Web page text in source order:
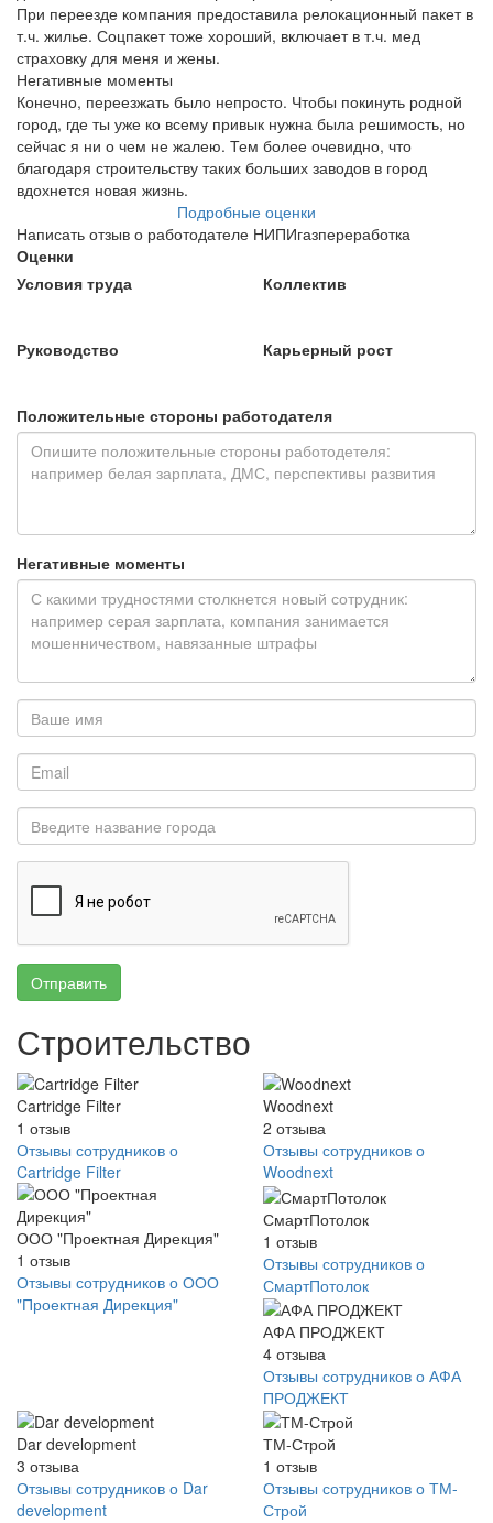
При переезде компания предоставила релокационный пакет в
т.ч. жилье. Соцпакет тоже хороший, включает в т.ч. мед
страховку для меня и жены.
Негативные моменты
Конечно, переезжать было непросто. Чтобы покинуть родной
город, где ты уже ко всему привык нужна была решимость, но
сейчас я ни о чем не жалею. Тем более очевидно, что
благодаря строительству таких больших заводов в город
вдохнется новая жизнь.
Подробные оценки
Написать отзыв о работодателе НИПИгазпереработка
Оценки
Условия труда
Коллектив
Руководство Карьерный рост
Положительные стороны работодателя
Негативные моменты
Отправить
Строительство
Cartridge Filter
1 отзыв
Отзывы сотрудников о
Cartridge Filter
Woodnext
2 отзыва
Отзывы сотрудников о
Woodnext
ООО "Проектная Дирекция"
1 отзыв
Отзывы сотрудников о ООО
"Проектная Дирекция"
СмартПотолок
1 отзыв
Отзывы сотрудников о
СмартПотолок
АФА ПРОДЖЕКТ
4 отзыва
Отзывы сотрудников о АФА
ПРОДЖЕКТ
Dar development
3 отзыва
Отзывы сотрудников о Dar
development
ТМ-Строй
1 отзыв
Отзывы сотрудников о ТМ-
Строй